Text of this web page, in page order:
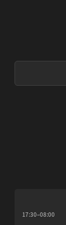
08:00–17:30